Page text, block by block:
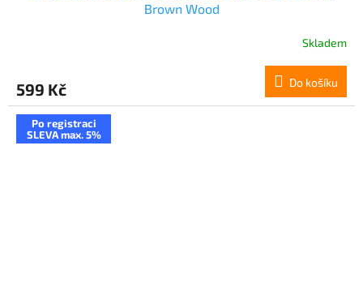
Brown Wood
Skladem
599 Kč Do košíku
Po registraci
SLEVA max. 5%